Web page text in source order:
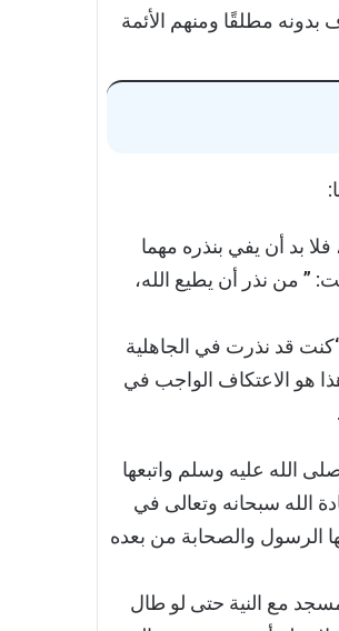
مطلقًا ومنهم الأئمة
بد أن يفي بنذره مهما
” من نذر أن يطيع الله،
قد نذرت في الجاهلية
هو الاعتكاف الواجب في
الله عليه وسلم واتبعها
الله سبحانه وتعالى في
الرسول والصحابة من بعده
مع النية حتى لو طال